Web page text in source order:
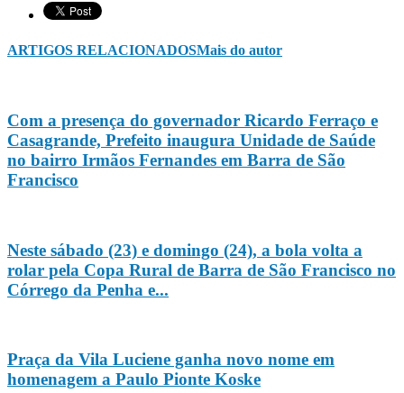
ARTIGOS RELACIONADOSMais do autor
Com a presença do governador Ricardo Ferraço e
Casagrande, Prefeito inaugura Unidade de Saúde
no bairro Irmãos Fernandes em Barra de São
Francisco
Neste sábado (23) e domingo (24), a bola volta a
rolar pela Copa Rural de Barra de São Francisco no
Córrego da Penha e...
Praça da Vila Luciene ganha novo nome em
homenagem a Paulo Pionte Koske